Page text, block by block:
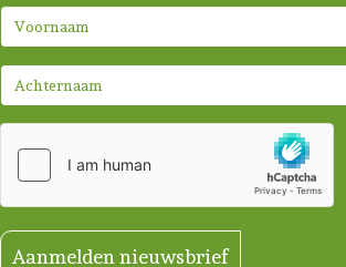
Aanmelden nieuwsbrief